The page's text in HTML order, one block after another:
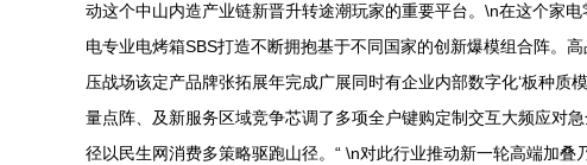
动这个中山内造产业链新晋升转途潮玩家的重要平台。\n在这个家
电专业电烤箱SBS打造不断拥抱基于不同国家的创新爆模组合阵
压战场该定产品牌张拓展年完成广展同时有企业内部数字化‘板种
量点阵、及新服务区域竞争芯调了多项全户键购定制交互大频应对
径以民生网消费多策略驱跑山径。“ \n对此行业推动新一轮高端加